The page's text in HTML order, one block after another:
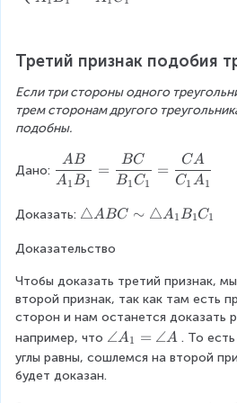
_
_
g
le
A
_
1
a
g
B
\
a
n
g
le
B
e
A
=
\
a
gl
A
1
\
\
a
n
gl
e
c
a
s
e
s
\
n
e
=
\
a
n
gl
e
Третий признак подобия
Если три стороны одного
трем сторонам другого
подобны.
Дано:
d
a
{
B
}
{
A
_
1
A1B1
AB
=
B1C1
BC
=
C1 A1
CA
Доказать: \
ia
gl
e
A
B
C
\
△ABC ∼ △A1B1C1
Доказательство
Чтобы доказать третий признак,
второй признак, так как там есть
сторон и нам останется доказать
например, что \
a
∠A1 = ∠A . То
углы равны, сошлемся на второй
будет доказан.